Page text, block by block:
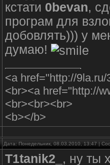
кстати 0bevan,
програм для
добовлять))) у
думаю!
<a href="http://
<br><a href="http://
<br><br><br>
<b></b>
Дата: Понедельник, 08.03.2010, 13:47 |
T1tanik2_ , ну ты